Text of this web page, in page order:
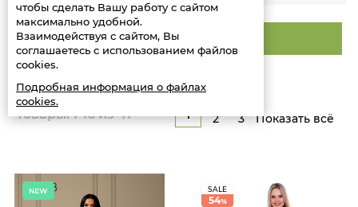
чтобы сделать Вашу работу с сайтом
максимально удобной.
Взаимодействуя с сайтом, Вы
соглашаетесь с использованием файлов
cookies.
Подробная информация о файлах
cookies.
Сортировать
Товары: 1-16 из 41 1 2 3 Показать всё
SALE
54%